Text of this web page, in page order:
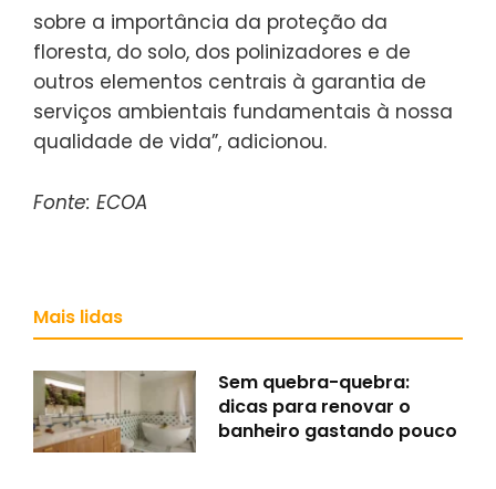
sobre a importância da proteção da
floresta, do solo, dos polinizadores e de
outros elementos centrais à garantia de
serviços ambientais fundamentais à nossa
qualidade de vida”, adicionou.
Fonte: ECOA
Mais lidas
Sem quebra-quebra:
dicas para renovar o
banheiro gastando pouco